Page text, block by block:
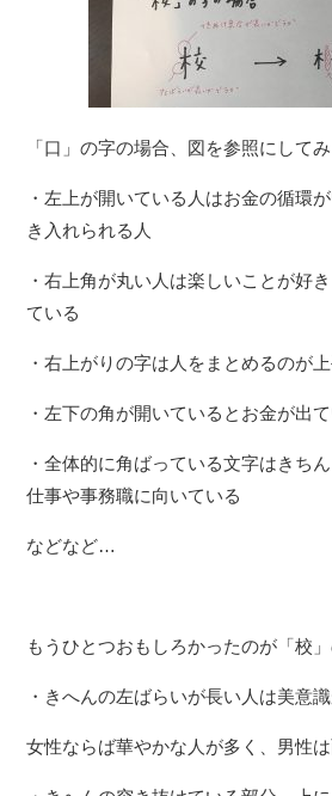
「口」の字の場合、図を参照にして
・左上が開いている人はお金の循環
き入れられる人
・右上角が丸い人は楽しいことが好
ている
・右上がりの字は人をまとめるのが
・左下の角が開いているとお金が出
・全体的に角ばっている文字はきち
仕事や事務職に向いている
などなど…
もうひとつおもしろかったのが「校」
・きへんの左ばらいが長い人は美意
女性ならば華やかな人が多く、男性